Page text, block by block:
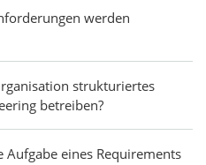
werden
strukturiertes
betreiben?
Aufgabe eines Requirements